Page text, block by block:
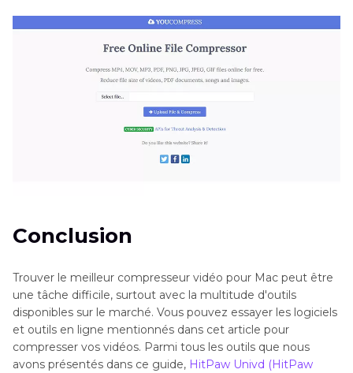
Conclusion
Trouver le meilleur compresseur vidéo pour Mac peut être
une tâche difficile, surtout avec la multitude d'outils
disponibles sur le marché. Vous pouvez essayer les logiciels
et outils en ligne mentionnés dans cet article pour
compresser vos vidéos. Parmi tous les outils que nous
avons présentés dans ce guide, HitPaw Univd (HitPaw